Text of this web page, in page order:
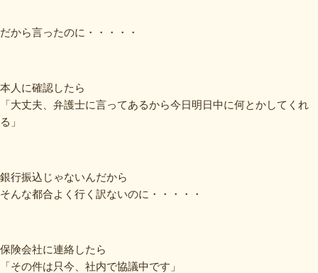
だから言ったのに・・・・・
本人に確認したら
「大丈夫、弁護士に言ってあるから今日明日中に何とかしてくれ
る」
銀行振込じゃないんだから
そんな都合よく行く訳ないのに・・・・・
保険会社に連絡したら
「その件は只今、社内で協議中です」